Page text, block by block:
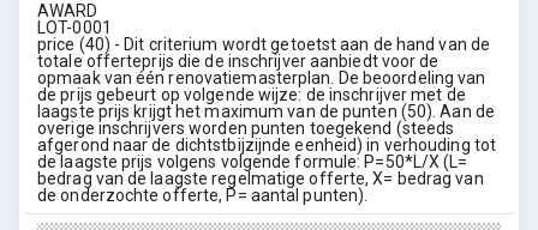
AWARD
LOT-0001
price (40) - Dit criterium wordt getoetst aan de hand van de
totale offerteprijs die de inschrijver aanbiedt voor de
opmaak van één renovatiemasterplan. De beoordeling van
de prijs gebeurt op volgende wijze: de inschrijver met de
laagste prijs krijgt het maximum van de punten (50). Aan de
overige inschrijvers worden punten toegekend (steeds
afgerond naar de dichtstbijzijnde eenheid) in verhouding tot
de laagste prijs volgens volgende formule: P=50*L/X (L=
bedrag van de laagste regelmatige offerte, X= bedrag van
de onderzochte offerte, P= aantal punten).